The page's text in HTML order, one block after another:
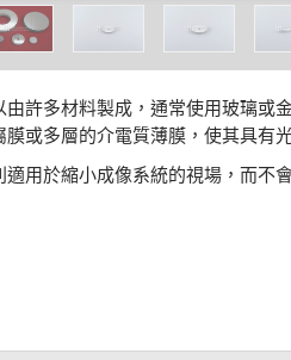
由許多材料製成，通常使用玻璃或
膜或多層的介電質薄膜，使其具有
適用於縮小成像系統的視場，而不